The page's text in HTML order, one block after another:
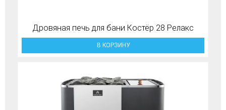
Дровяная печь для бани Костёр 28 Релакс
В КОРЗИНУ